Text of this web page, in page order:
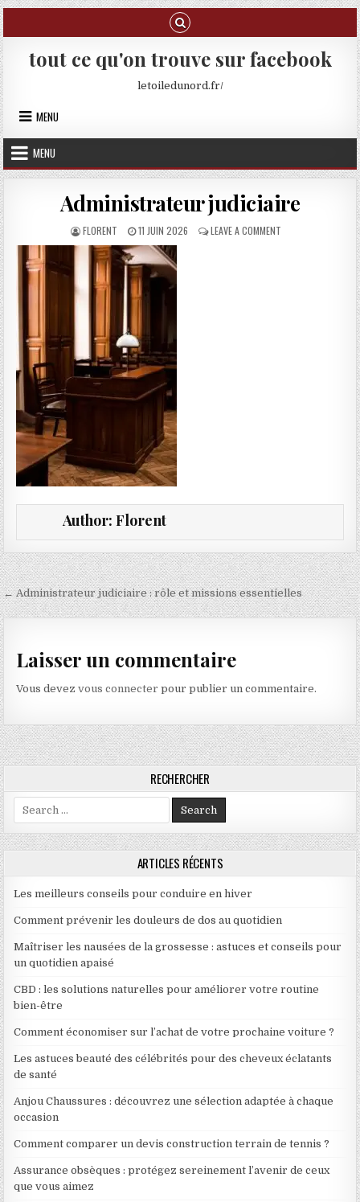
Skip to content
tout ce qu'on trouve sur facebook
letoiledunord.fr/
MENU
MENU
Administrateur judiciaire
AUTHOR:
FLORENT PUBLISHED DATE:
11 JUIN 2026 LEAVE A COMMENT ON
Author: Florent
Navigation de l’article
← Administrateur judiciaire : rôle et missions essentielles
Laisser un commentaire
Vous devezvous connecter pour publier un commentaire.
RECHERCHER
Search for:
ARTICLES RÉCENTS
Les meilleurs conseils pour conduire en hiver
Comment prévenir les douleurs de dos au quotidien
Maîtriser les nausées de la grossesse : astuces et conseils pour
un quotidien apaisé
CBD : les solutions naturelles pour améliorer votre routine
bien-être
Comment économiser sur l’achat de votre prochaine voiture ?
Les astuces beauté des célébrités pour des cheveux éclatants
de santé
Anjou Chaussures : découvrez une sélection adaptée à chaque
occasion
Comment comparer un devis construction terrain de tennis ?
Assurance obsèques : protégez sereinement l’avenir de ceux
que vous aimez